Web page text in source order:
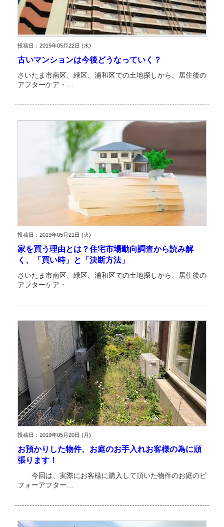
投稿日：2019年05月22日 (水)
古いマンションは今後どうなっていく？
さいたま市南区、緑区、浦和区での土地探しから、居住後の
アフターケア・…
投稿日：2019年05月21日 (火)
家を買う理由とは？住宅市場動向調査から読み解
く、「買い時」と「決断方法」
さいたま市南区、緑区、浦和区での土地探しから、居住後の
アフターケア・…
投稿日：2019年05月20日 (月)
お預かりした物件、お庭のお手入れお客様の為に頑
張ります！
今回は、実際にお客様に購入して頂いた物件のお庭のビ
フォーアフター…